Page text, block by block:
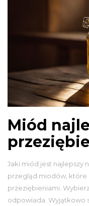
Miód
Jaki miód jest najlepszy
przegląd miodów, które
przeziębieniami.
odpowiada. Wyjątkowo